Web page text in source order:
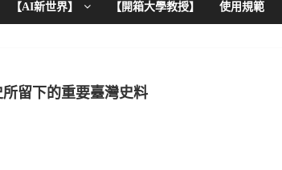
【AI新世界】 【開箱大學教授】 使用規範
留下的重要臺灣史料